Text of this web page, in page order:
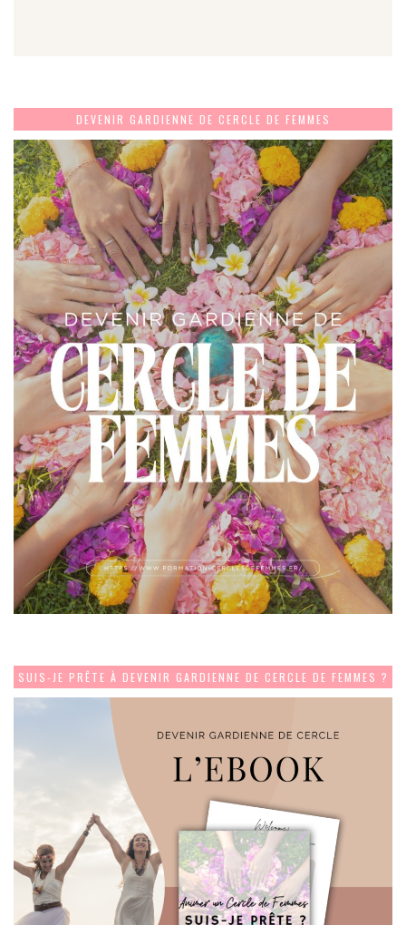
DEVENIR GARDIENNE DE CERCLE DE FEMMES
SUIS-JE PRÊTE À DEVENIR GARDIENNE DE CERCLE DE FEMMES ?